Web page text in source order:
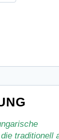
traditionell